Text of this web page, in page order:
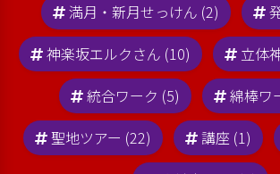
満月・新月せっけん (2)
神楽坂エルクさん (10)
立体
統合ワーク (5)
綿棒ワ
聖地ツアー (22)
講座 (1)